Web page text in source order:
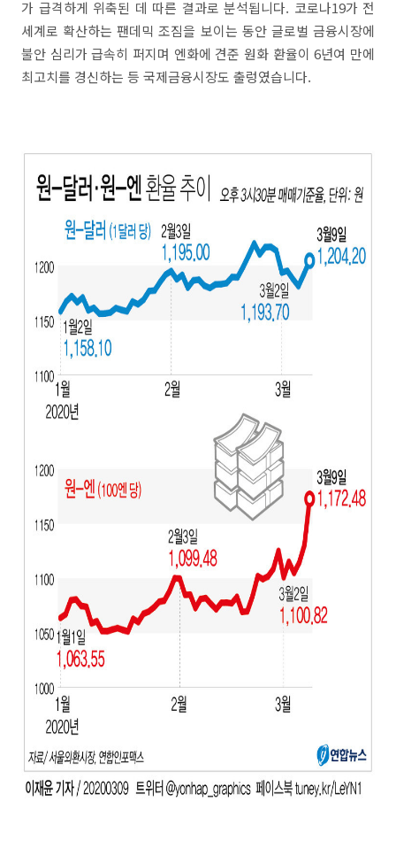
가 급격하게 위축된 데 따른 결과로 분석됩니다. 코로나19가 전
세계로 확산하는 팬데믹 조짐을 보이는 동안 글로벌 금융시장에
불안 심리가 급속히 퍼지며 엔화에 견준 원화 환율이 6년여 만에
최고치를 경신하는 등 국제금융시장도 출렁였습니다.